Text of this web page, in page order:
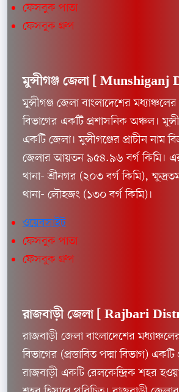
ফেসবুক পাতা
ফেসবুক গ্রুপ
মুন্সীগঞ্জ জেলা [ Munshiganj
মুন্সীগঞ্জ জেলা বাংলাদেশের
বিভাগের একটি প্রশাসনিক অঞ্চল।
একটি জেলা। মুন্সীগঞ্জের প্রাচীন নাম
জেলার আয়তন ৯৫৪.৯৬ বর্গ কিমি।
থানা- শ্রীনগর (২০৩ বর্গ কিমি),
থানা- লৌহজং (১৩০ বর্গ কিমি)।
ওয়েবসাইট
ফেসবুক পাতা
ফেসবুক গ্রুপ
রাজবাড়ী জেলা [ Rajbari
রাজবাড়ী জেলা বাংলাদেশের
বিভাগের (প্রস্তাবিত পদ্মা বিভাগ)
রাজবাড়ী একটি রেলকেন্দ্রিক শহর